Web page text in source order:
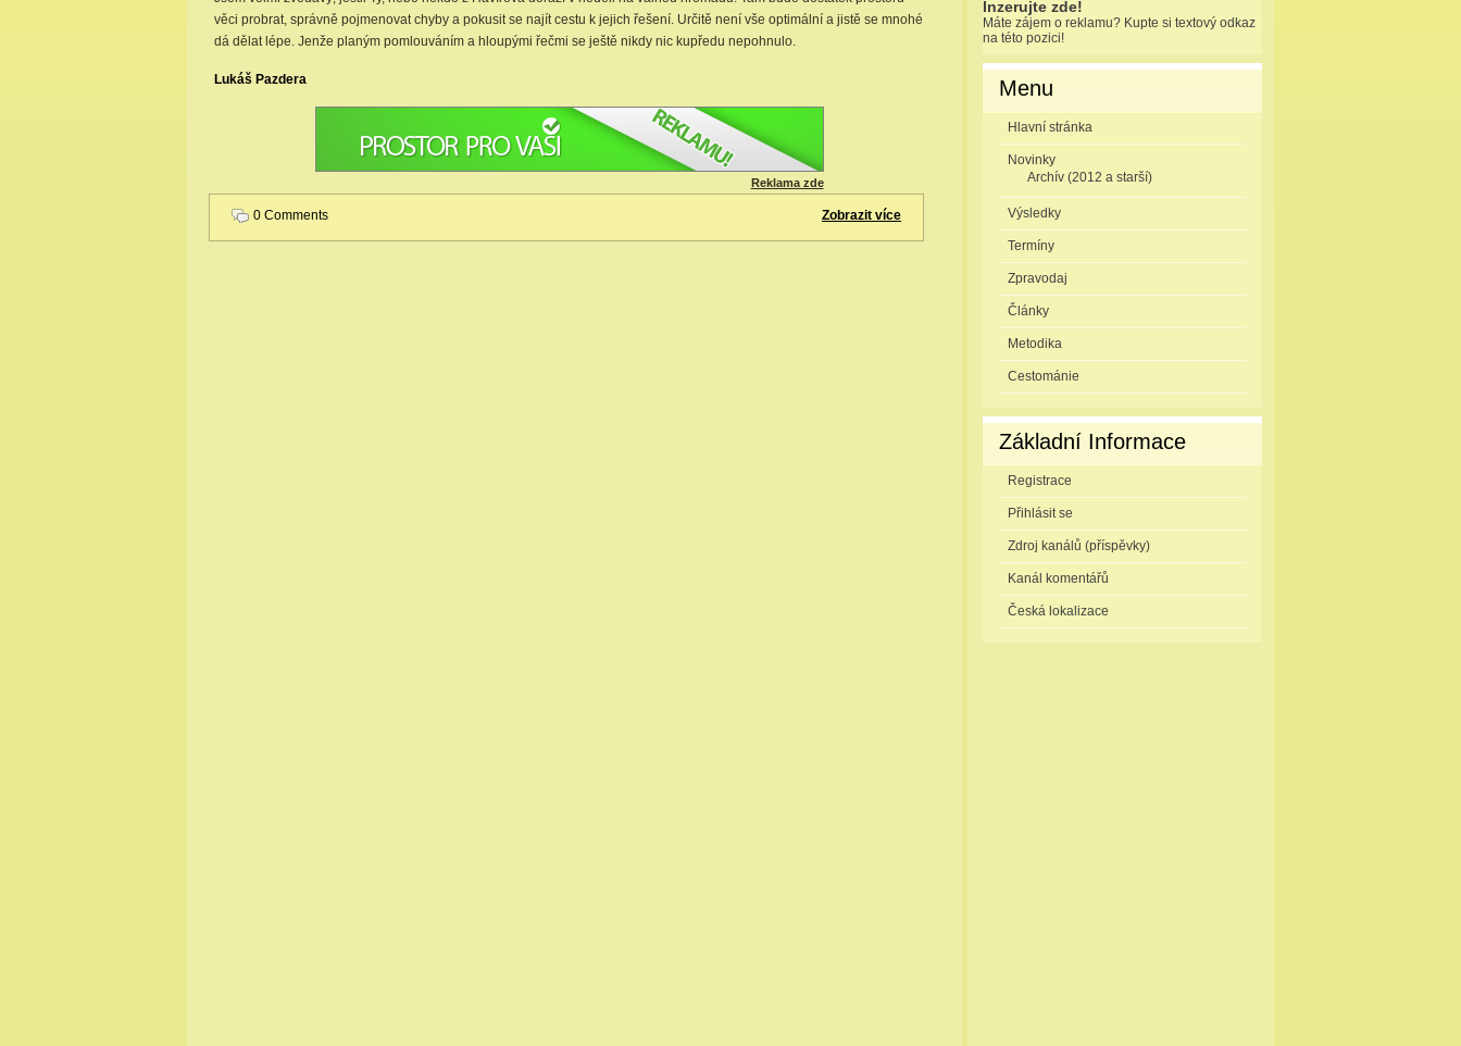
věci probrat, správně pojmenovat chyby a pokusit se najít cestu k jejich řešení. Určitě není vše optimální a jistě se mnohé
dá dělat lépe. Jenže planým pomlouváním a hloupými řečmi se ještě nikdy nic kupředu nepohnulo.
Lukáš Pazdera
Reklama zde
0 Comments Zobrazit více
Inzerujte zde!
Máte zájem o reklamu? Kupte si textový odkaz
na této pozici!
Menu
Hlavní stránka
Novinky
Archív (2012 a starší)
Výsledky
Termíny
Zpravodaj
Články
Metodika
Cestománie
Základní Informace
Registrace
Přihlásit se
Zdroj kanálů (příspěvky)
Kanál komentářů
Česká lokalizace